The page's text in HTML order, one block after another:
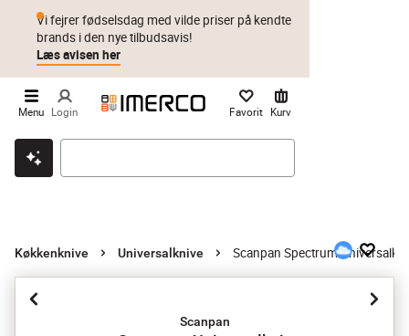
Klik & hent Byt i 1 år Prismatch
Vi fejrer fødselsdag med vilde priser på kendte
brands i den nye tilbudsavis!
Læs avisen her
Menu Login Favorit Kurv
Køkkenknive Universalknive Scanpan Spectrum
Scanpan